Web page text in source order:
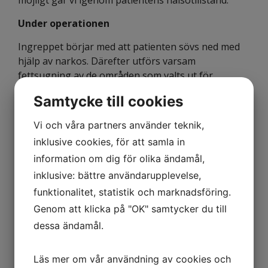
Under operationen
Ingreppet börjar med att patienten sövs ned med
hjälp av narkos. Därefter utförs varsam
fettsugning av de områden som valts ut för
sedan återföras till kroppen.
Fettet injekteras på stussen med hjälp av små
injektioner som utförs på olika djup. Utifrån denna
teknik möjliggörs en jämn och slät förstoring av
rumpan. Operationen pågår under cirka 2-4
timmar, beroende på ingreppets omfattning.
Efter genomförd operation
Efter genomfört ingrepp rekommenderas
Patienten rekommenderas att använda
Samtycke till cookies
Vi och våra partners använder teknik,
inklusive cookies, för att samla in
information om dig för olika ändamål,
inklusive: bättre användarupplevelse,
funktionalitet, statistik och marknadsföring.
Genom att klicka på "OK" samtycker du till
dessa ändamål.
Läs mer om vår användning av cookies och